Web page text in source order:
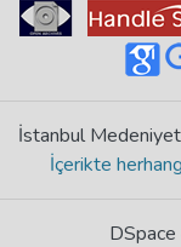
İstanbul
İçerikte